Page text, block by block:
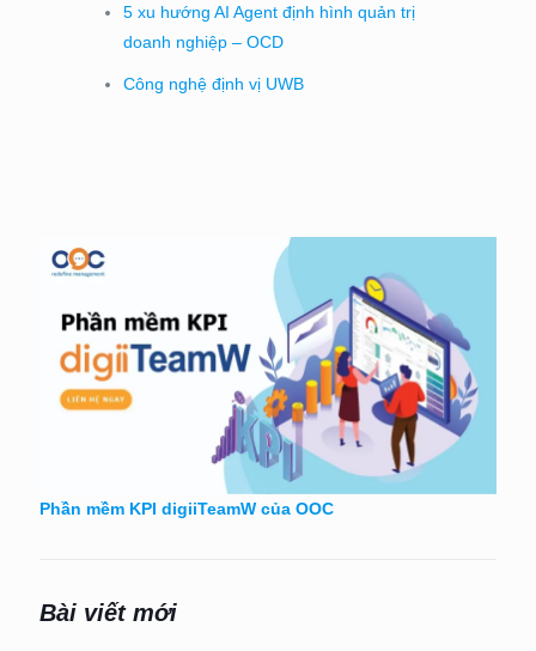
5 xu hướng AI Agent định hình quản trị
doanh nghiệp – OCD
Công nghệ định vị UWB
Phần mềm KPI digiiTeamW của OOC
Bài viết mới